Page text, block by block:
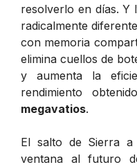
resolverlo en días. Y
radicalmente
con memoria
elimina cuellos de
y aumenta la
rendimiento
megavatios.
El salto de Sierra a
ventana al futuro